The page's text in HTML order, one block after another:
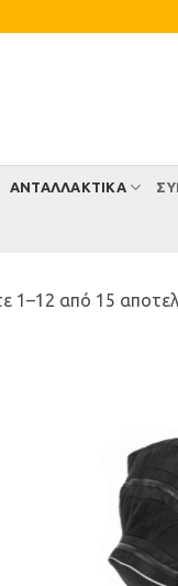
ΑΝΤΑΛΛΑΚΤΙΚΑ
1–12 από 15